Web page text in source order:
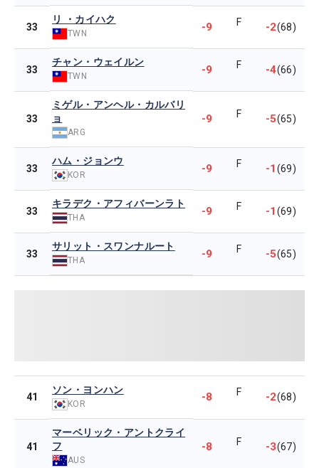
33
リ ・カイハク
TWN -9 F -2(68)
33
チャン・ウェイルン
TWN -9 F -4(66)
33
ミゲル・アンヘル・カルバリ
ョ
ARG
-9 F -5(65)
33
ハム・ジョンウ
KOR -9 F -1(69)
33
キラデク・アフィバーンラト
THA -9 F -1(69)
33
サリット・スワンナルート
THA -9 F -5(65)
41
ソン・ヨンハン
KOR
-8 F -2(68)
41
マーベリック・アントクライ
フ
AUS
-8 F -3(67)